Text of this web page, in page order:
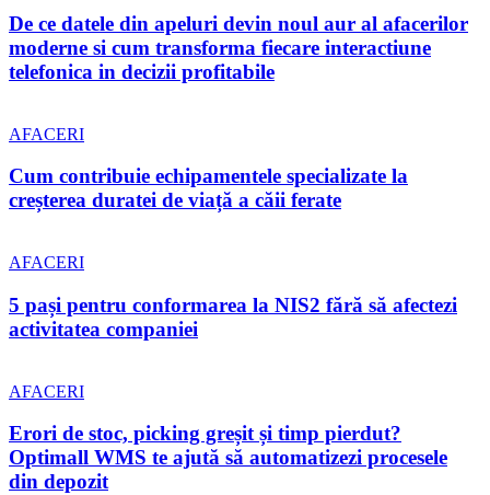
De ce datele din apeluri devin noul aur al afacerilor
moderne si cum transforma fiecare interactiune
telefonica in decizii profitabile
AFACERI
Cum contribuie echipamentele specializate la
creșterea duratei de viață a căii ferate
AFACERI
5 pași pentru conformarea la NIS2 fără să afectezi
activitatea companiei
AFACERI
Erori de stoc, picking greșit și timp pierdut?
Optimall WMS te ajută să automatizezi procesele
din depozit